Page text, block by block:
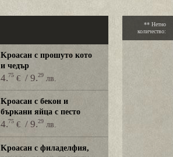
Kроасан с прошуто кото
и чедър
4.75 €/ 9.29 лв.
Kроасан с бекон и
бъркани яйца с песто
4.75 €/ 9.29 лв.
Kроасан с филаделфия,
** Нетно
количество: